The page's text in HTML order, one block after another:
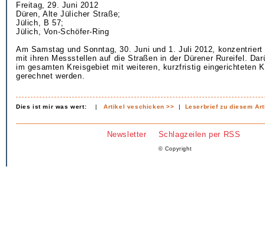
Freitag, 29. Juni 2012
Düren, Alte Jülicher Straße;
Jülich, B 57;
Jülich, Von-Schöfer-Ring
Am Samstag und Sonntag, 30. Juni und 1. Juli 2012,
mit ihren Messstellen auf die Straßen in der Dürener Rureifel.
im gesamten Kreisgebiet mit weiteren, kurzfristig eingerichteten
gerechnet werden.
Dies ist mir was wert: |Artikel veschicken >> | Leserbrief zu diesem
Newsletter Schlagzeilen per RSS
© Copyright